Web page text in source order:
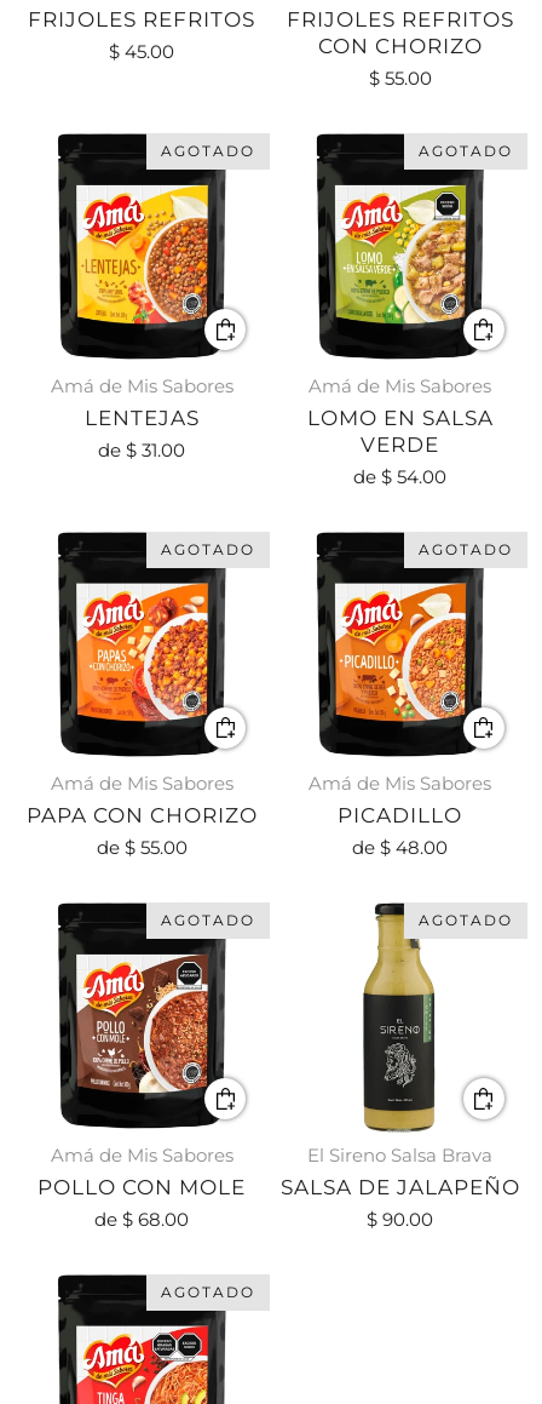
FRIJOLES REFRITOS
$ 45.00
FRIJOLES REFRITOS
CON CHORIZO
$ 55.00
AGOTADO
Amá de Mis Sabores
LENTEJAS
de$ 31.00
AGOTADO
Amá de Mis Sabores
LOMO EN SALSA
VERDE
de$ 54.00
AGOTADO
Amá de Mis Sabores
PAPA CON CHORIZO
de $ 55.00
AGOTADO
Amá de Mis Sabores
PICADILLO
de$ 48.00
AGOTADO
Amá de Mis Sabores
POLLO CON MOLE
de$ 68.00
AGOTADO
El Sireno Salsa Brava
SALSA DE JALAPEÑO
$ 90.00
AGOTADO